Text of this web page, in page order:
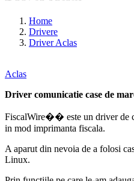
Home
Drivere
Driver Aclas
Aclas
Driver comunicatie case de
FiscalWire�� este un driver de
in mod imprimanta fiscala.
A aparut din nevoia de a folosi
Linux.